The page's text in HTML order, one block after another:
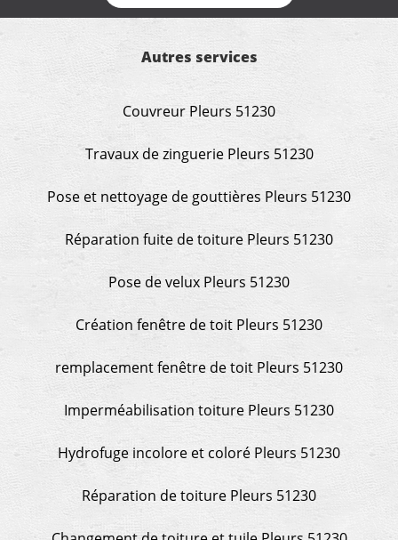
Autres services
Couvreur Pleurs 51230
Travaux de zinguerie Pleurs 51230
Pose et nettoyage de gouttières Pleurs 51230
Réparation fuite de toiture Pleurs 51230
Pose de velux Pleurs 51230
Création fenêtre de toit Pleurs 51230
remplacement fenêtre de toit Pleurs 51230
Imperméabilisation toiture Pleurs 51230
Hydrofuge incolore et coloré Pleurs 51230
Réparation de toiture Pleurs 51230